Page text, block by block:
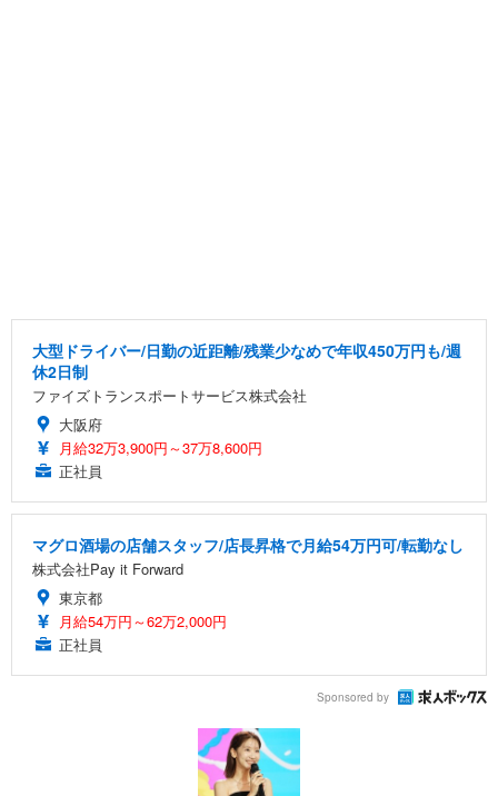
大型ドライバー/日勤の近距離/残業少なめで年収450万円も/週
休2日制
ファイズトランスポートサービス株式会社
大阪府
月給32万3,900円～37万8,600円
正社員
マグロ酒場の店舗スタッフ/店長昇格で月給54万円可/転勤なし
株式会社Pay it Forward
東京都
月給54万円～62万2,000円
正社員
Sponsored by